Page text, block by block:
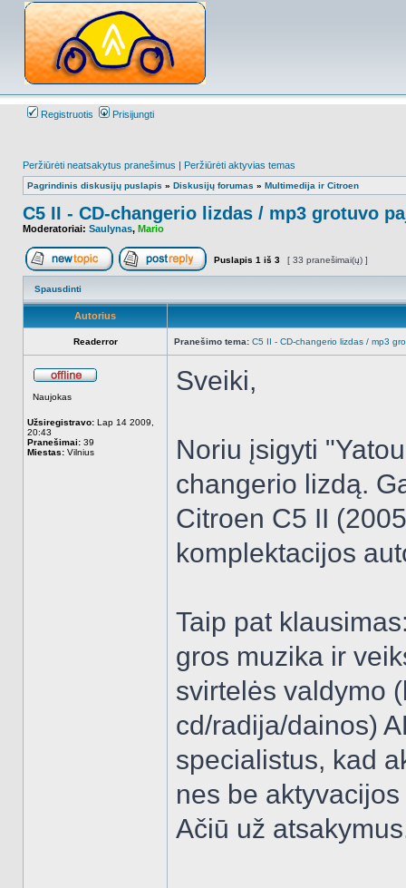
Registruotis Prisijungti
Peržiūrėti neatsakytus pranešimus | Peržiūrėti aktyvias temas
Pagrindinis diskusijų puslapis » Diskusijų forumas » Multimedija ir Citroen
C5 II - CD-changerio lizdas / mp3 grotuvo
Moderatoriai: Saulynas, Mario
Naujos temos kūrimasAtsakyti į temą
Puslapis 1 iš 3 [ 33 pranešimai(ų) ]
Spausdinti
Autorius
Readerror Pranešimo tema: C5 II - CD-changerio lizdas / mp3
Naujokas
Užsiregistravo: Lap 14 2009,
20:43
Pranešimai: 39
Miestas: Vilnius
Sveiki,
Noriu įsigyti
changerio lizdą.
Citroen C5 II
komplektacijos
Taip pat
gros muzika ir
svirtelės valdymo
cd/radija/dainos)
specialistus, kad
nes be
Ačiū už